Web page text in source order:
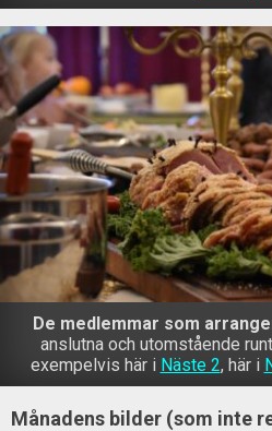
De medlemmar som
anslutna och utomstående
exempelvis här i Näste 2, här i
Månadens bilder (som inte